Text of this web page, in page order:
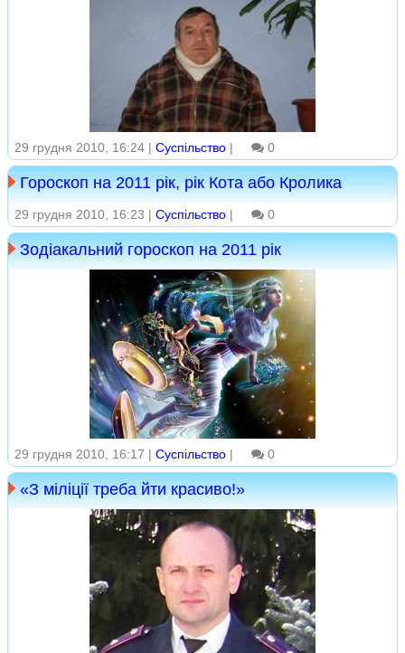
29 грудня 2010, 16:24 | Суспільство | 0
Гороскоп на 2011 рік, рік Кота або Кролика
29 грудня 2010, 16:23 | Суспільство | 0
Зодіакальний гороскоп на 2011 рік
29 грудня 2010, 16:17 | Суспільство | 0
«З міліції треба йти красиво!»